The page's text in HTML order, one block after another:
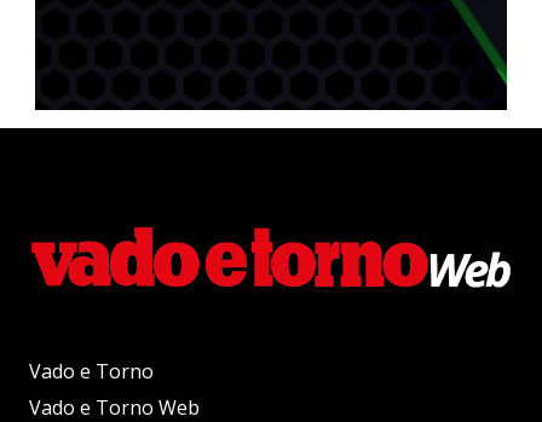
Vado e Torno
Vado e Torno Web